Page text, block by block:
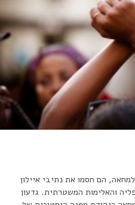
הם חסמו את נתיבי איילון
והאלימות המשטרתית. גדעון